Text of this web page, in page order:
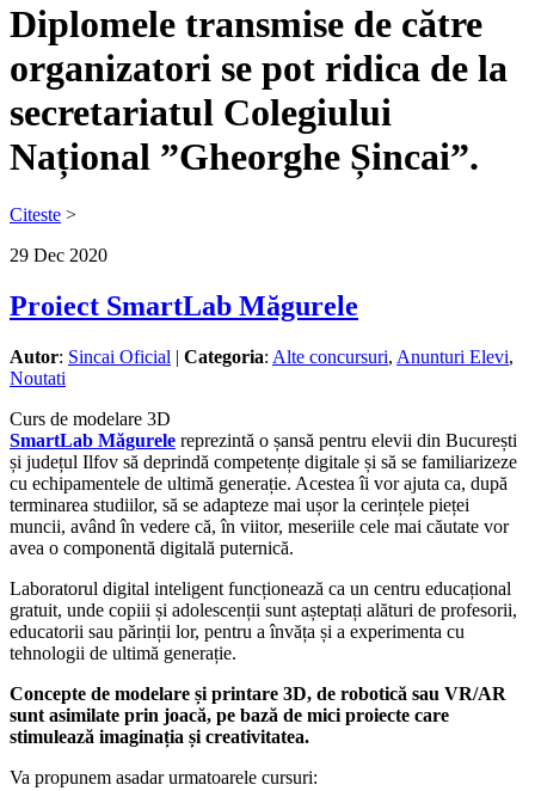
Diplomele transmise de către
organizatori se pot ridica de la
secretariatul Colegiului
Național ”Gheorghe Șincai”.
Citeste >
29 Dec 2020
Proiect SmartLab Măgurele
Autor: Sincai Oficial | Categoria: Alte concursuri, Anunturi Elevi,
Noutati
Curs de modelare 3D
SmartLab Măgurele reprezintă o șansă pentru elevii din București
și județul Ilfov să deprindă competențe digitale și să se familiarizeze
cu echipamentele de ultimă generație. Acestea îi vor ajuta ca, după
terminarea studiilor, să se adapteze mai ușor la cerințele pieței
muncii, având în vedere că, în viitor, meseriile cele mai căutate vor
avea o componentă digitală puternică.
Laboratorul digital inteligent funcționează ca un centru educațional
gratuit, unde copiii și adolescenții sunt așteptați alături de profesorii,
educatorii sau părinții lor, pentru a învăța și a experimenta cu
tehnologii de ultimă generație.
Concepte de modelare și printare 3D, de robotică sau VR/AR
sunt asimilate prin joacă, pe bază de mici proiecte care
stimulează imaginația și creativitatea.
Va propunem asadar urmatoarele cursuri: